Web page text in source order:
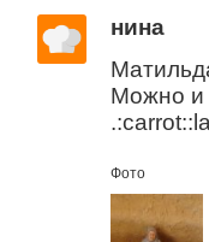
нина
Можно и
Фото